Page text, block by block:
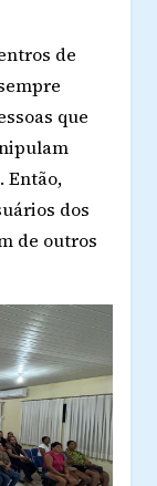
de
que
Então,
dos
de outros